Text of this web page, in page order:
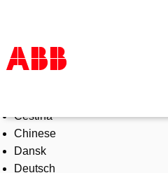
Products & Solutions
Industries
Services
About us
Čeština
Chinese
Dansk
Deutsch